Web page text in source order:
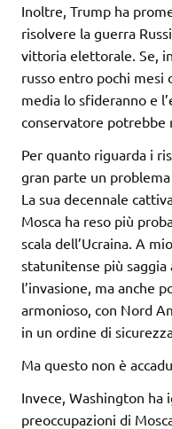
Inoltre, Trump ha
risolvere la guerra
vittoria elettorale. Se,
russo entro pochi mesi
media lo sfideranno e
conservatore potrebbe
Per quanto riguarda i
gran parte un problema
La sua decennale
Mosca ha reso più
scala dell’Ucraina. A
statunitense più
l’invasione, ma anche
armonioso, con Nord
in un ordine di
Ma questo non è
Invece, Washington
preoccupazioni di